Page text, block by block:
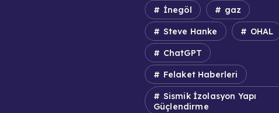
İnegöl gaz
Steve Hanke OHAL
ChatGPT
Felaket Haberleri
Sismik İzolasyon Yapı
Güçlendirme